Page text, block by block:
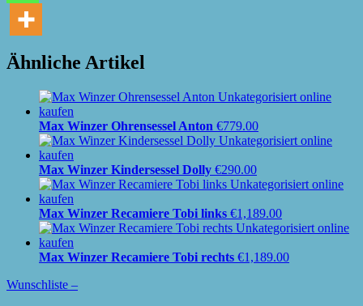
Ähnliche Artikel
Max Winzer Ohrensessel Anton €779.00
Max Winzer Kindersessel Dolly €290.00
Max Winzer Recamiere Tobi links €1,189.00
Max Winzer Recamiere Tobi rechts €1,189.00
Wunschliste –